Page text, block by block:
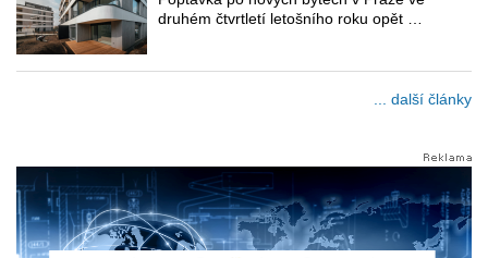
druhém čtvrtletí letošního roku opět …
... další články